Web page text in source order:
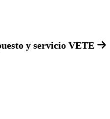
y servicio VETE